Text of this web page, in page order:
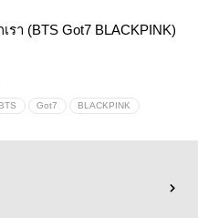
รา (BTS Got7 BLACKPINK)
BTS Got7 BLACKPINK